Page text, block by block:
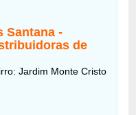
Santana -
de
Jardim Monte Cristo